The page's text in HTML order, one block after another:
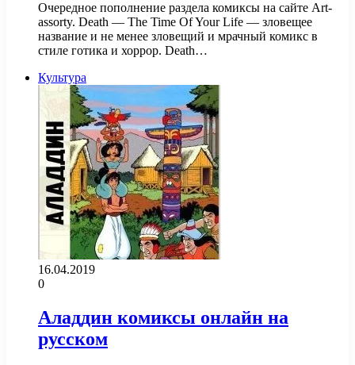
Очередное пополнение раздела комиксы на сайте Art-
assorty. Death — The Time Of Your Life — зловещее
название и не менее зловещий и мрачный комикс в
стиле готика и хоррор. Death…
Культура
16.04.2019
0
Аладдин комиксы онлайн на
русском